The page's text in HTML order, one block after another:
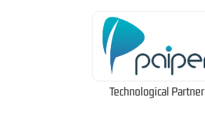
Technological Partner